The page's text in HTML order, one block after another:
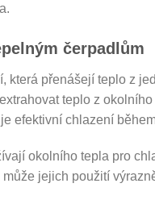
čerpadlům
která přenášejí teplo z
teplo z
efektivní chlazení
okolního tepla pro
jejich použití